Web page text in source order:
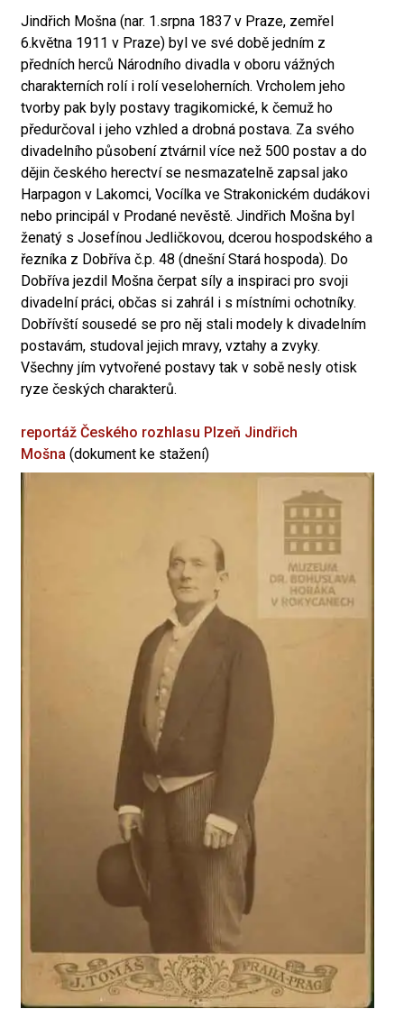
Jindřich Mošna (nar. 1.srpna 1837 v Praze, zemřel
6.května 1911 v Praze) byl ve své době jedním z
předních herců Národního divadla v oboru vážných
charakterních rolí i rolí veseloherních. Vrcholem jeho
tvorby pak byly postavy tragikomické, k čemuž ho
předurčoval i jeho vzhled a drobná postava. Za svého
divadelního působení ztvárnil více než 500 postav a do
dějin českého herectví se nesmazatelně zapsal jako
Harpagon v Lakomci, Vocílka ve Strakonickém dudákovi
nebo principál v Prodané nevěstě. Jindřich Mošna byl
ženatý s Josefínou Jedličkovou, dcerou hospodského a
řezníka z Dobříva č.p. 48 (dnešní Stará hospoda). Do
Dobříva jezdil Mošna čerpat síly a inspiraci pro svoji
divadelní práci, občas si zahrál i s místními ochotníky.
Dobřívští sousedé se pro něj stali modely k divadelním
postavám, studoval jejich mravy, vztahy a zvyky.
Všechny jím vytvořené postavy tak v sobě nesly otisk
ryze českých charakterů.
reportáž Českého rozhlasu Plzeň Jindřich
Mošna (dokument ke stažení)